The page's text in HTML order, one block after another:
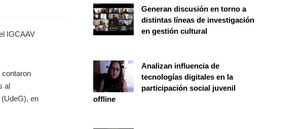
IGCAAV
contaron
al
en
Generan discusión en torno a
distintas líneas de investigación
en gestión cultural
Analizan influencia de
tecnologías digitales en la
participación social juvenil
offline